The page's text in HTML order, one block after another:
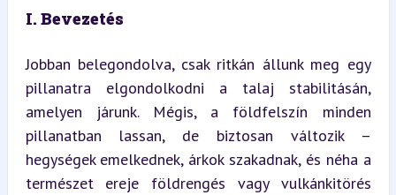
I. Bevezetés
Jobban belegondolva, csak ritkán állunk meg egy
pillanatra elgondolkodni a talaj stabilitásán,
amelyen járunk. Mégis, a földfelszín minden
pillanatban lassan, de biztosan változik –
hegységek emelkednek, árkok szakadnak, és néha a
természet ereje földrengés vagy vulkánkitörés